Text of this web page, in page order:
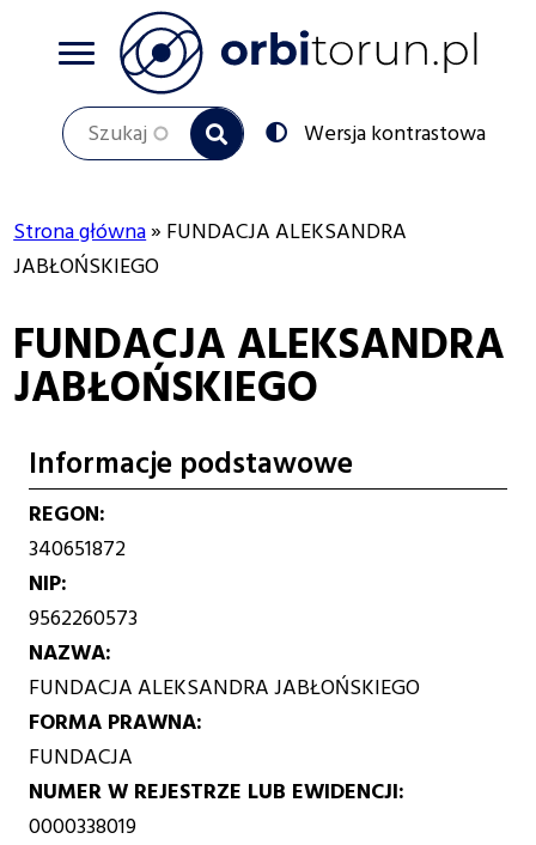
Szukaj
Przełącz
na:
Wersja kontrastowa
Ścieżka
nawigacyjna
Strona główna
FUNDACJA ALEKSANDRA
JABŁOŃSKIEGO
FUNDACJA ALEKSANDRA
JABŁOŃSKIEGO
Informacje podstawowe
REGON
340651872
NIP
9562260573
NAZWA
FUNDACJA ALEKSANDRA JABŁOŃSKIEGO
FORMA PRAWNA
FUNDACJA
NUMER W REJESTRZE LUB EWIDENCJI
0000338019